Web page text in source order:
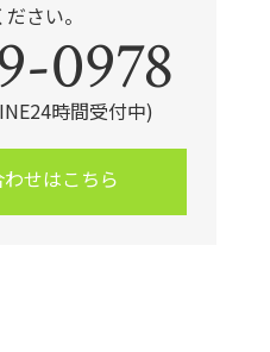
さい。
0978
時間受付中)
せはこちら